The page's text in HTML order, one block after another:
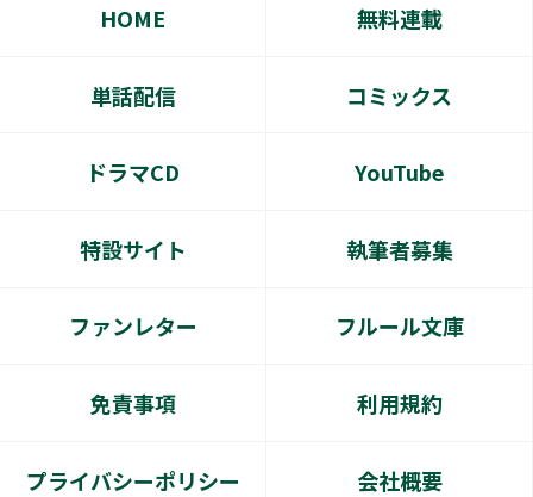
HOME 無料連載
単話配信 コミックス
ドラマCD YouTube
特設サイト 執筆者募集
ファンレター フルール文庫
免責事項 利用規約
プライバシーポリシー 会社概要